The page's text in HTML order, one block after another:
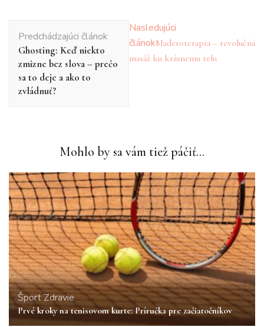
článku
Predchádzajúci článok
Ghosting: Keď niekto
zmizne bez slova – prečo
sa to deje a ako to
zvládnuť?
Nasledujúci
článokMaderoterapia – revolučná
masáž ku krásnemu telu
Mohlo by sa vám tiež páčiť...
ŠportZdravie
Prvé kroky na tenisovom kurte: Príručka pre začiatočníkov
Zdravie